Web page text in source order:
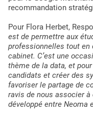
recommandation
Pour Flora Herbet,
est de permettre aux
professionnelles tout en
cabinet. C’est une
thème de la data, et
candidats et créer des
favoriser le partage de
ravis de nous associer
développé entre Neoma